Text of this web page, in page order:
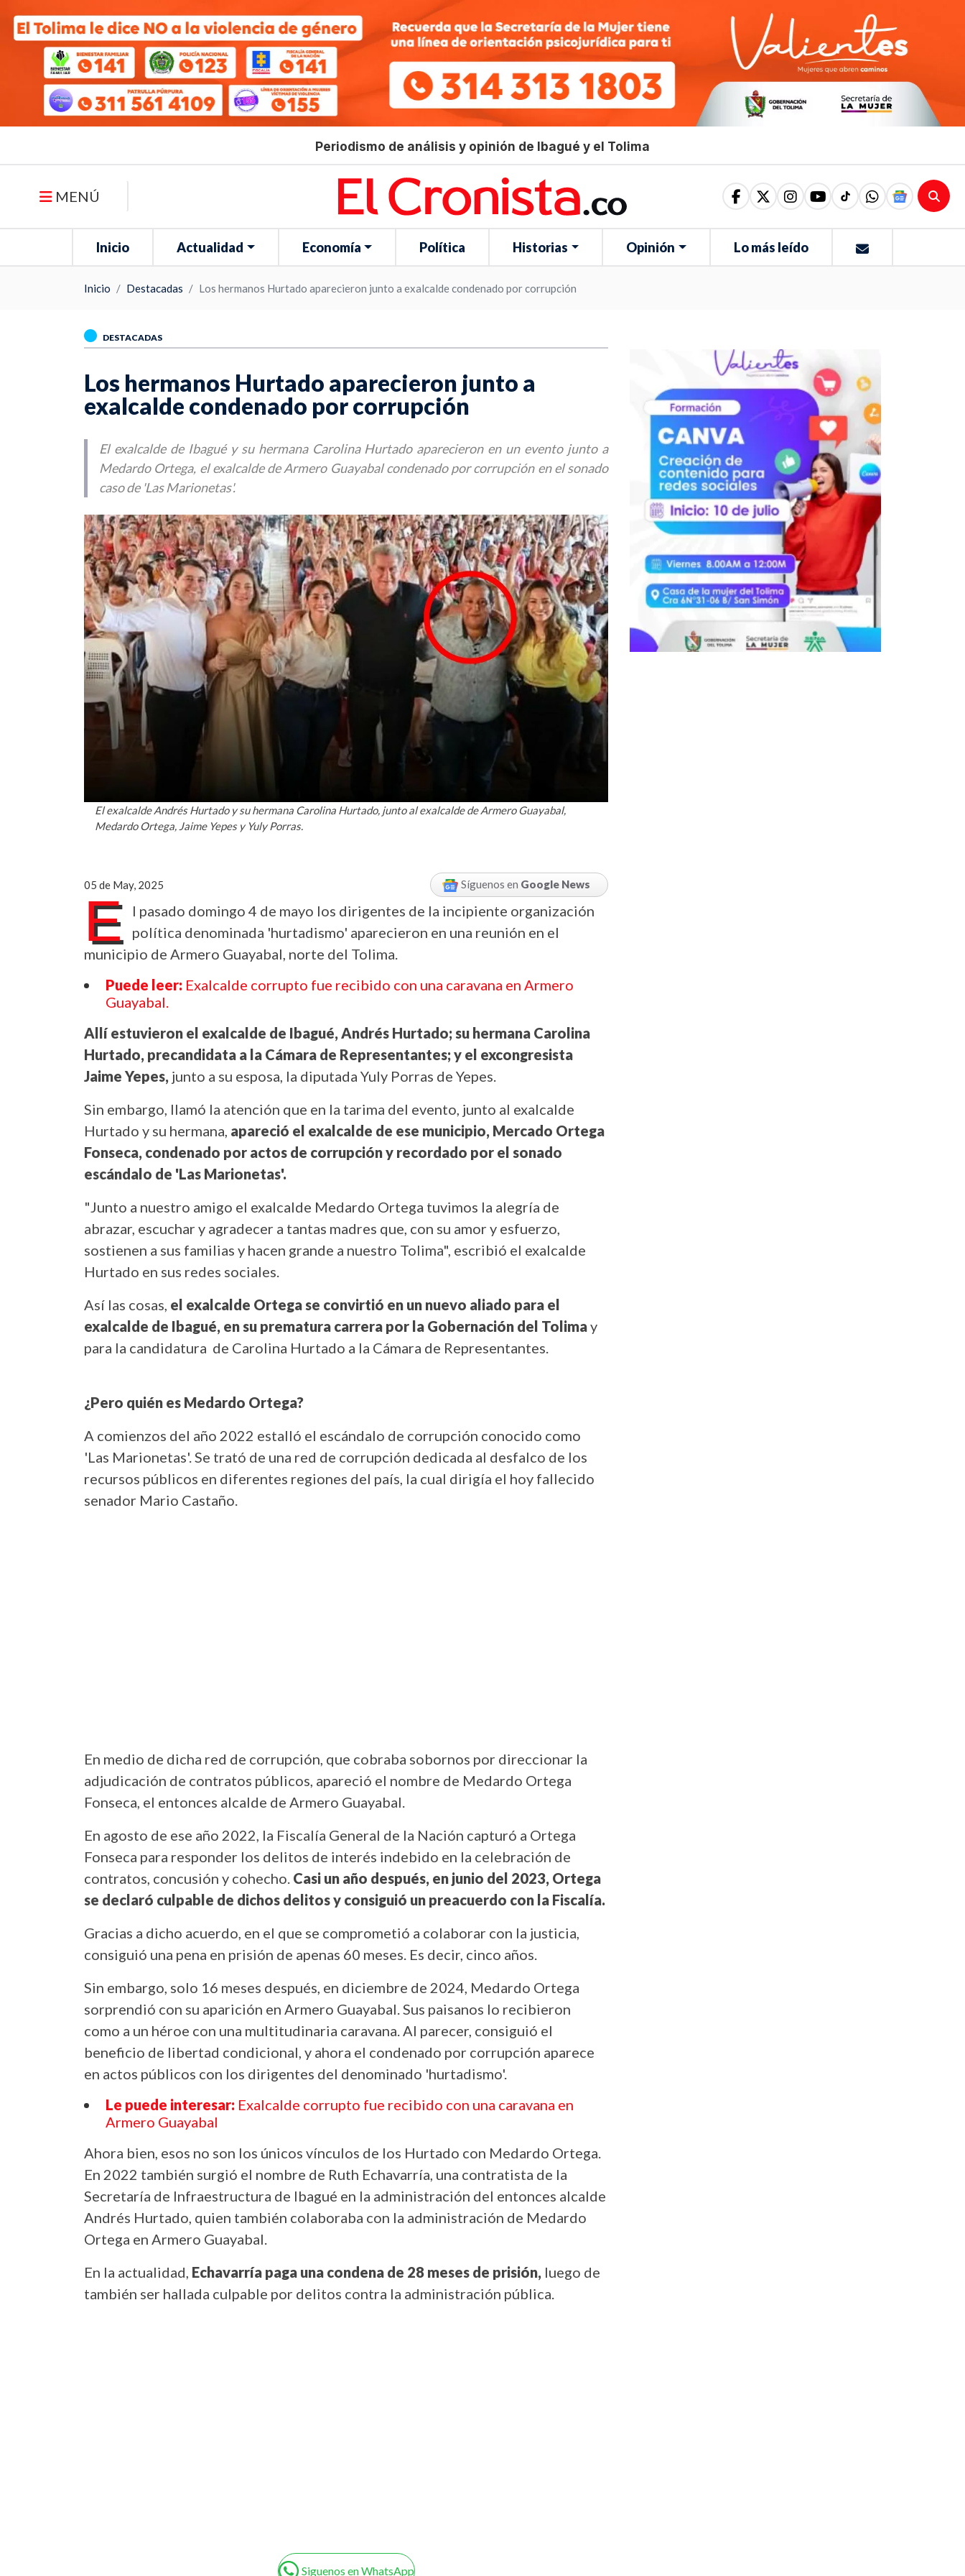
Periodismo de análisis y opinión de Ibagué y el Tolima
MENÚ
Inicio Actualidad Economía Política Historias Opinión Lo más leído
Inicio Destacadas Los hermanos Hurtado aparecieron junto a exalcalde condenado por corrupción
DESTACADAS
Los hermanos Hurtado aparecieron junto a
exalcalde condenado por corrupción
El exalcalde de Ibagué y su hermana Carolina Hurtado aparecieron en un evento junto a
Medardo Ortega, el exalcalde de Armero Guayabal condenado por corrupción en el sonado
caso de 'Las Marionetas'.
El exalcalde Andrés Hurtado y su hermana Carolina Hurtado, junto al exalcalde de Armero Guayabal,
Medardo Ortega, Jaime Yepes y Yuly Porras.
05 de May, 2025 Síguenos en Google News
E
l pasado domingo 4 de mayo los dirigentes de la incipiente organización
política denominada 'hurtadismo' aparecieron en una reunión en el
municipio de Armero Guayabal, norte del Tolima.
Puede leer: Exalcalde corrupto fue recibido con una caravana en Armero
Guayabal.
Allí estuvieron el exalcalde de Ibagué, Andrés Hurtado; su hermana Carolina
Hurtado, precandidata a la Cámara de Representantes; y el excongresista
Jaime Yepes, junto a su esposa, la diputada Yuly Porras de Yepes.
Sin embargo, llamó la atención que en la tarima del evento, junto al exalcalde
Hurtado y su hermana, apareció el exalcalde de ese municipio, Mercado Ortega
Fonseca, condenado por actos de corrupción y recordado por el sonado
escándalo de 'Las Marionetas'.
"Junto a nuestro amigo el exalcalde Medardo Ortega tuvimos la alegría de
abrazar, escuchar y agradecer a tantas madres que, con su amor y esfuerzo,
sostienen a sus familias y hacen grande a nuestro Tolima", escribió el exalcalde
Hurtado en sus redes sociales.
Así las cosas, el exalcalde Ortega se convirtió en un nuevo aliado para el
exalcalde de Ibagué, en su prematura carrera por la Gobernación del Tolimay
para la candidatura de Carolina Hurtado a la Cámara de Representantes.
¿Pero quién es Medardo Ortega?
A comienzos del año 2022 estalló el escándalo de corrupción conocido como
'Las Marionetas'. Se trató de una red de corrupción dedicada al desfalco de los
recursos públicos en diferentes regiones del país, la cual dirigía el hoy fallecido
senador Mario Castaño.
En medio de dicha red de corrupción, que cobraba sobornos por direccionar la
adjudicación de contratos públicos, apareció el nombre de Medardo Ortega
Fonseca, el entonces alcalde de Armero Guayabal.
En agosto de ese año 2022, la Fiscalía General de la Nación capturó a Ortega
Fonseca para responder los delitos de interés indebido en la celebración de
contratos, concusión y cohecho. Casi un año después, en junio del 2023, Ortega
se declaró culpable de dichos delitos y consiguió un preacuerdo con la Fiscalía.
Gracias a dicho acuerdo, en el que se comprometió a colaborar con la justicia,
consiguió una pena en prisión de apenas 60 meses. Es decir, cinco años.
Sin embargo, solo 16 meses después, en diciembre de 2024, Medardo Ortega
sorprendió con su aparición en Armero Guayabal. Sus paisanos lo recibieron
como a un héroe con una multitudinaria caravana. Al parecer, consiguió el
beneficio de libertad condicional, y ahora el condenado por corrupción aparece
en actos públicos con los dirigentes del denominado 'hurtadismo'.
Le puede interesar: Exalcalde corrupto fue recibido con una caravana en
Armero Guayabal
Ahora bien, esos no son los únicos vínculos de los Hurtado con Medardo Ortega.
En 2022 también surgió el nombre de Ruth Echavarría, una contratista de la
Secretaría de Infraestructura de Ibagué en la administración del entonces alcalde
Andrés Hurtado, quien también colaboraba con la administración de Medardo
Ortega en Armero Guayabal.
En la actualidad, Echavarría paga una condena de 28 meses de prisión, luego de
también ser hallada culpable por delitos contra la administración pública.
Siguenos en WhatsApp